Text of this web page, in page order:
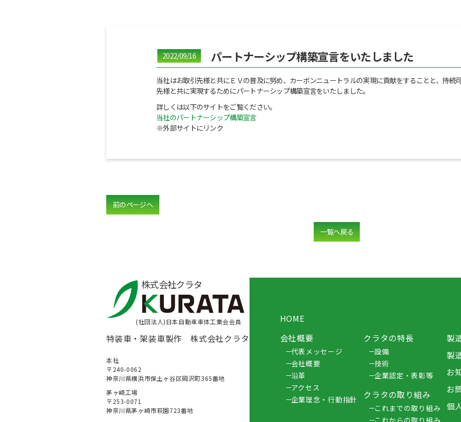
2022/09/16 パートナーシップ構築宣言をいたしました
当社はお取引先様と共にＥＶの普及に努め、カーボンニュートラルの実現に貢献をすることと、持続
先様と共に実現するためにパートナーシップ構築宣言をいたしました。
詳しくは以下のサイトをご覧ください。
当社のパートナーシップ構築宣言
※外部サイトにリンク
前のページへ
一覧へ戻る
株式会社クラタ
(社団法人)日本自動車車体工業会会員
特装車・架装車製作 株式会社クラタ
本社
〒240-0062
神奈川県横浜市保土ヶ谷区岡沢町365番地
茅ヶ崎⼯場
〒253-0071
神奈川県茅ヶ崎市萩園723番地
HOME
会社概要
代表メッセージ
会社概要
沿革
アクセス
企業理念・行動指針
クラタの特長
設備
技術
企業認定・表彰等
クラタの取り組み
これまでの取り組み
製
製
お
お
個